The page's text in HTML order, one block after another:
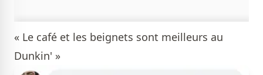
« Le café et les beignets sont meilleurs au
Dunkin' »